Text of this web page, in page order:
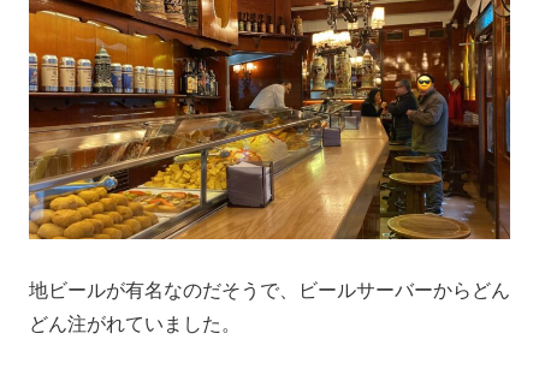
地ビールが有名なのだそうで、ビールサーバーからどん
どん注がれていました。